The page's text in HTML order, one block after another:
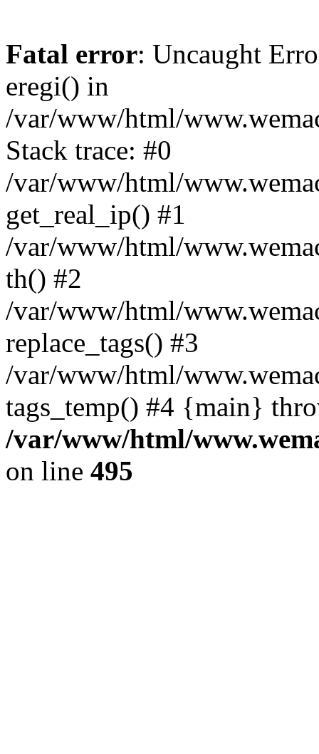
Fatal error: Uncaught
eregi() in
/var/www/html/
Stack trace: #0
/var/www/html/
get_real_ip() #1
/var/www/html/
th() #2
/var/www/html/
replace_tags() #3
/var/www/html/
tags_temp() #4 {main}
/var/www/html/
on line 495